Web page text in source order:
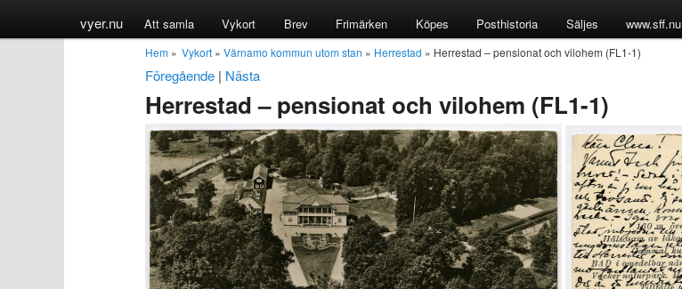
vyer.nu Att samla Vykort Brev Frimärken Köpes Posthistoria Säljes www.sff.nu
Hem » Vykort » Värnamo kommun utom stan » Herrestad » Herrestad – pensionat och vilohem (FL1-1)
Föregående | Nästa
Herrestad – pensionat och vilohem (FL1-1)